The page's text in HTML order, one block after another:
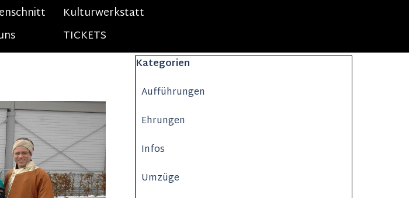
Kulturwerkstatt
TICKETS
Block überspringen Kategorien
Kategorien
Aufführungen
Ehrungen
Infos
Umzüge